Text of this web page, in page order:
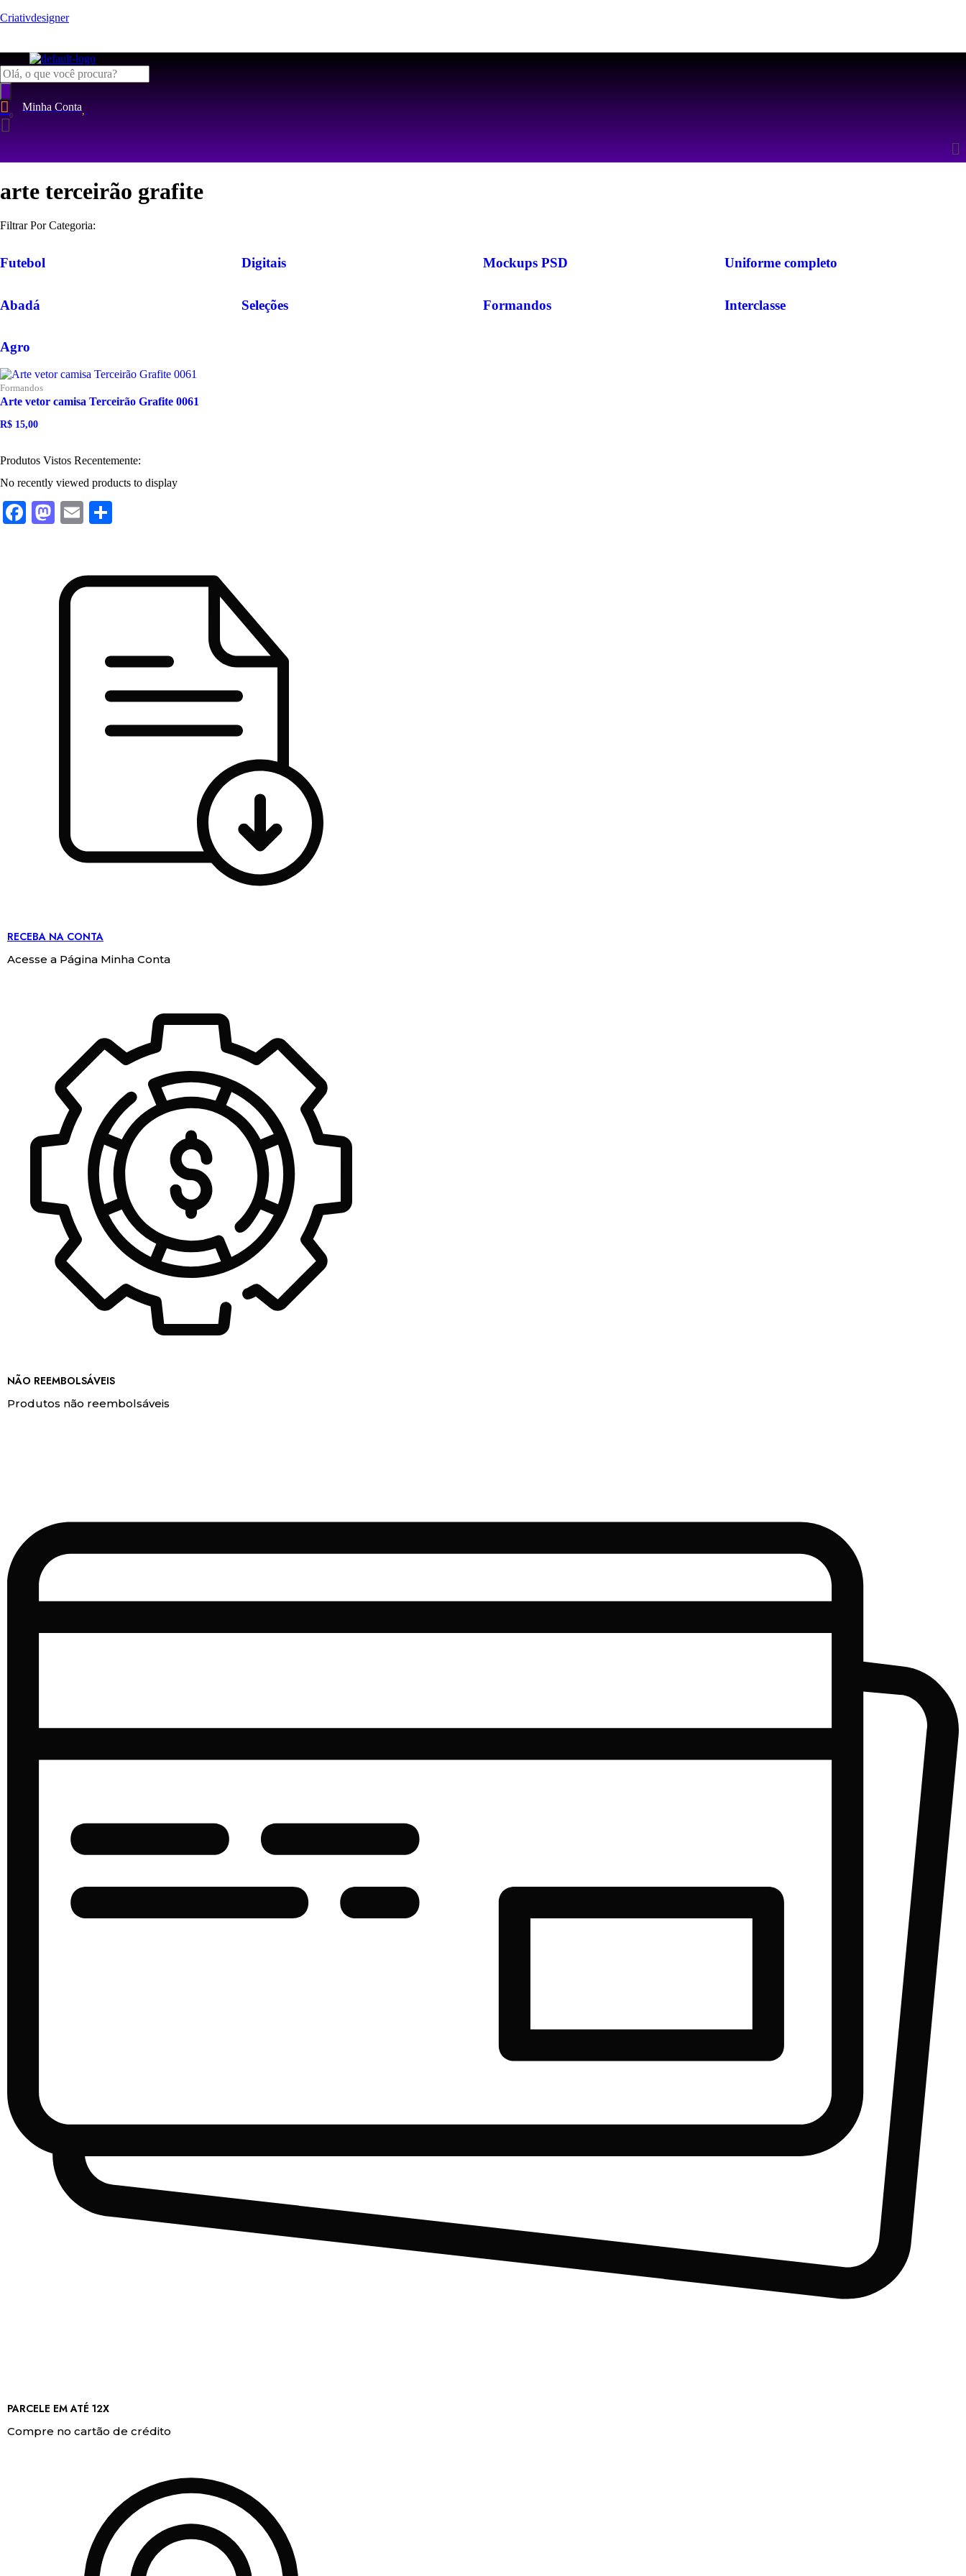
Criativdesigner
Pesquisar
produtos
Minha Conta
arte terceirão grafite
Filtrar Por Categoria:
Futebol Digitais Mockups PSD Uniforme completo
Abadá Seleções Formandos Interclasse
Agro
Formandos
Arte vetor camisa Terceirão Grafite 0061
O
era:
R$ 15,00
O
é:
Produtos Vistos Recentemente:
No recently viewed products to display
Facebook
Mastodon
Email
RECEBA NA CONTA
Acesse a Página Minha Conta
NÃO REEMBOLSÁVEIS
Produtos não reembolsáveis
PARCELE EM ATÉ 12X
Compre no cartão de crédito